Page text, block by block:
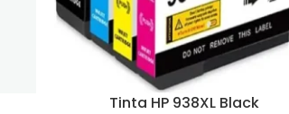
Tinta HP 938XL Black